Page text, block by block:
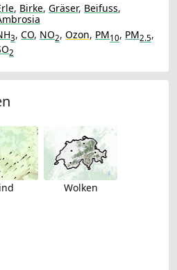
, Birke, Gräser, Beifuss,
3, CO, NO2, Ozon, PM10, PM2.5,
2
Wolken